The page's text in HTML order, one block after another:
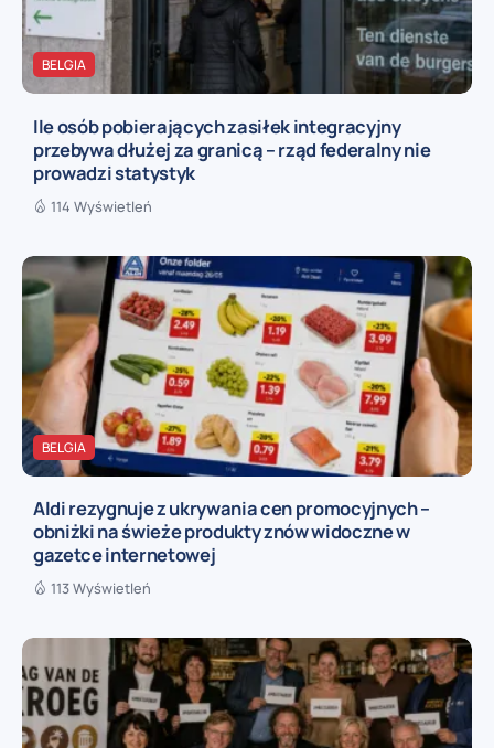
BELGIA
Ile osób pobierających zasiłek integracyjny
przebywa dłużej za granicą – rząd federalny nie
prowadzi statystyk
114 Wyświetleń
BELGIA
Aldi rezygnuje z ukrywania cen promocyjnych –
obniżki na świeże produkty znów widoczne w
gazetce internetowej
113 Wyświetleń